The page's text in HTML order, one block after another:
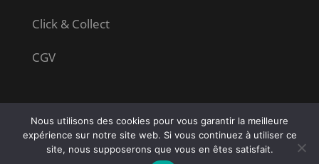
Click & Collect
CGV
ConceptionDismeo| Tous droits réservés ‘Carré
Liberté Colmar’ |Mentions Légales
Nous utilisons des cookies pour vous garantir la meilleure
expérience sur notre site web. Si vous continuez à utiliser ce
site, nous supposerons que vous en êtes satisfait.